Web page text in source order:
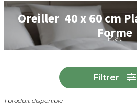
Oreiller 40 x 60 cm
Forme
Plat
Filtrer
1 produit disponible